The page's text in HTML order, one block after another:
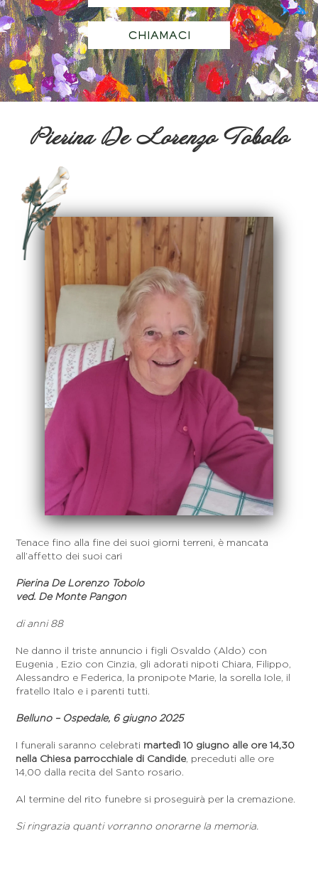
CHIAMACI
Pierina De Lorenzo Tobolo
Tenace fino alla fine dei suoi giorni terreni, è mancata
all’affetto dei suoi cari
Pierina De Lorenzo Tobolo
ved. De Monte Pangon
di anni 88
Ne danno il triste annuncio i figli Osvaldo (Aldo) con
Eugenia , Ezio con Cinzia, gli adorati nipoti Chiara, Filippo,
Alessandro e Federica, la pronipote Marie, la sorella Iole, il
fratello Italo e i parenti tutti.
Belluno – Ospedale, 6 giugno 2025
I funerali saranno celebrati martedì 10 giugno alle ore 14,30
nella Chiesa parrocchiale di Candide, preceduti alle ore
14,00 dalla recita del Santo rosario.
Al termine del rito funebre si proseguirà per la cremazione.
Si ringrazia quanti vorranno onorarne la memoria.